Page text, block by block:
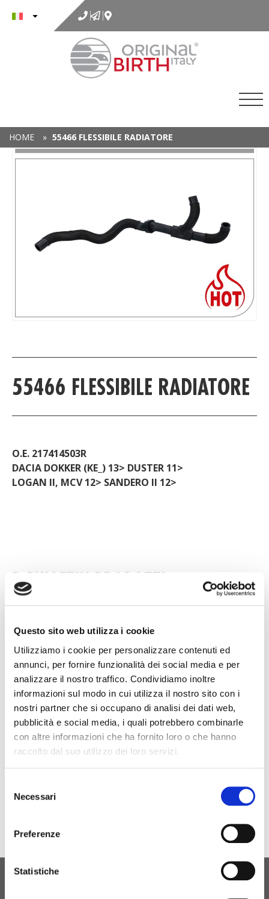
Questo sito web utilizza i cookie
Utilizziamo i cookie per personalizzare contenuti ed
annunci, per fornire funzionalità dei social media e per
analizzare il nostro traffico. Condividiamo inoltre
informazioni sul modo in cui utilizza il nostro sito con i
nostri partner che si occupano di analisi dei dati web,
pubblicità e social media, i quali potrebbero combinarle
con altre informazioni che ha fornito loro o che hanno
raccolto dal suo utilizzo dei loro servizi.
delNecessari
Preferenze
Statistiche
contenuto
HOME » 55466 FLESSIBILE RADIATORE
PRODUCT DETAIL
55466 FLESSIBILE RADIATORE
O.E. 217414503R
DACIA DOKKER (KE_) 13> DUSTER 11>
LOGAN II, MCV 12> SANDERO II 12>
B-BULLETIN PRODOTTI
BRACCI SOSPENSIONE TUBI